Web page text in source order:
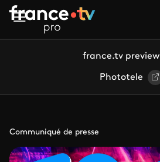
Aller au contenu principal
france.tv preview
Phototele
Communiqué de presse